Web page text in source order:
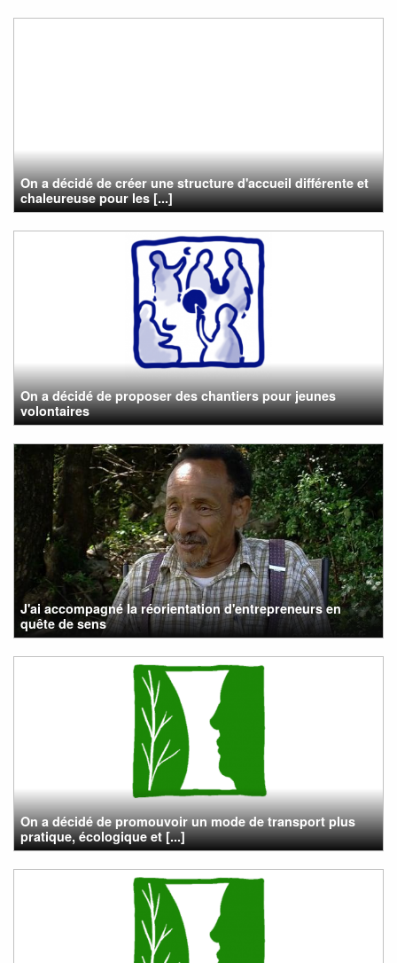
On a décidé de créer une structure d'accueil différente et
chaleureuse pour les [...]
On a décidé de proposer des chantiers pour jeunes
volontaires
J'ai accompagné la réorientation d'entrepreneurs en
quête de sens
On a décidé de promouvoir un mode de transport plus
pratique, écologique et [...]